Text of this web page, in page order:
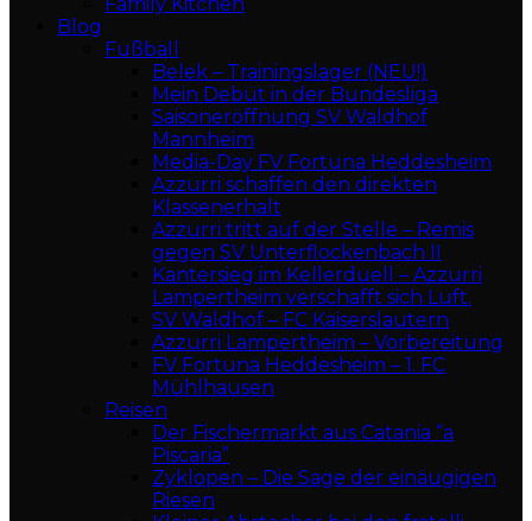
Blog
Fußball
Belek – Trainingslager (NEU!)
Mein Debüt in der Bundesliga
Saisoneröffnung SV Waldhof
Mannheim
Media-Day FV Fortuna Heddesheim
Azzurri schaffen den direkten
Klassenerhalt
Azzurri tritt auf der Stelle – Remis
gegen SV Unterflockenbach II
Kantersieg im Kellerduell – Azzurri
Lampertheim verschafft sich Luft.
SV Waldhof – FC Kaiserslautern
Azzurri Lampertheim – Vorbereitung
FV Fortuna Heddesheim – 1. FC
Mühlhausen
Reisen
Der Fischermarkt aus Catania “a
Piscaria”
Zyklopen – Die Sage der einäugigen
Riesen